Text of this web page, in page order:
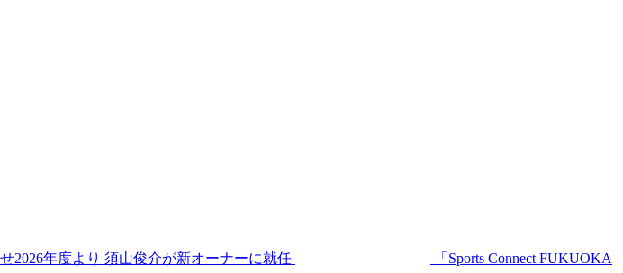
2026年度より 須山俊介が新オーナーに就任 「Sports Connect FUKUOKA